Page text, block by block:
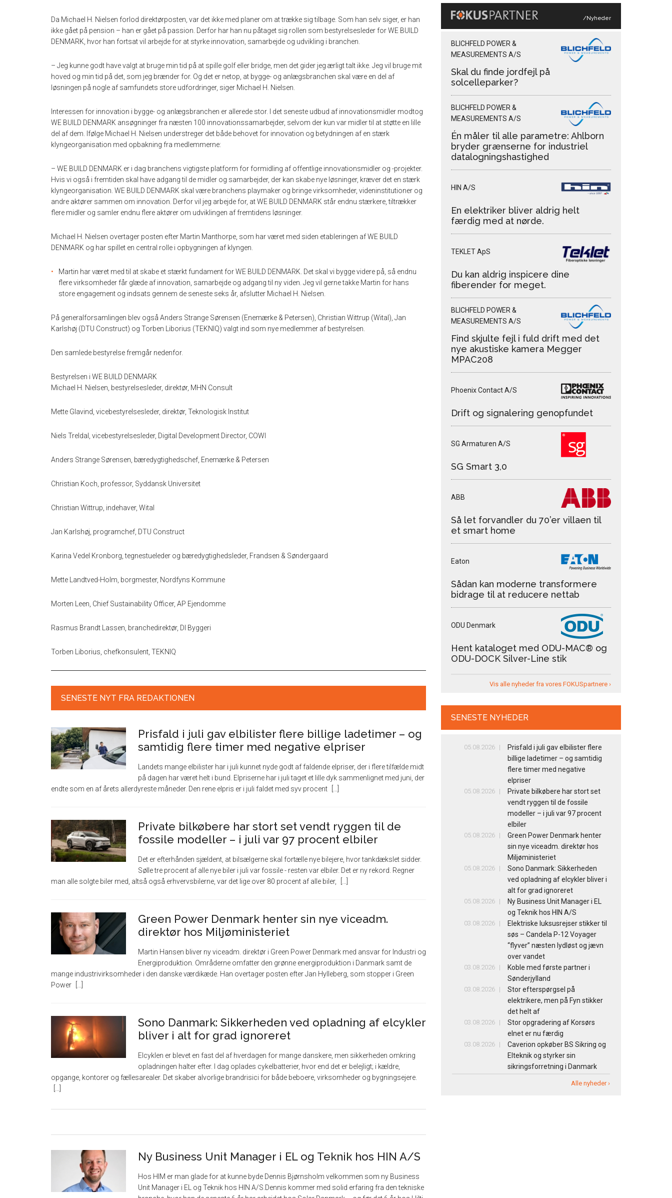
Da Michael H. Nielsen forlod direktørposten, var det ikke med planer om at trække sig tilbage. Som han selv siger, er han
ikke gået på pension – han er gået på passion. Derfor har han nu påtaget sig rollen som bestyrelsesleder for WE BUILD
DENMARK, hvor han fortsat vil arbejde for at styrke innovation, samarbejde og udvikling i branchen.
– Jeg kunne godt have valgt at bruge min tid på at spille golf eller bridge, men det gider jeg ærligt talt ikke. Jeg vil bruge mit
hoved og min tid på det, som jeg brænder for. Og det er netop, at bygge- og anlægsbranchen skal være en del af
løsningen på nogle af samfundets store udfordringer, siger Michael H. Nielsen.
Interessen for innovation i bygge- og anlægsbranchen er allerede stor. I det seneste udbud af innovationsmidler modtog
WE BUILD DENMARK ansøgninger fra næsten 100 innovationssamarbejder, selvom der kun var midler til at støtte en lille
del af dem. Ifølge Michael H. Nielsen understreger det både behovet for innovation og betydningen af en stærk
klyngeorganisation med opbakning fra medlemmerne:
– WE BUILD DENMARK er i dag branchens vigtigste platform for formidling af offentlige innovationsmidler og -projekter.
Hvis vi også i fremtiden skal have adgang til de midler og samarbejder, der kan skabe nye løsninger, kræver det en stærk
klyngeorganisation. WE BUILD DENMARK skal være branchens playmaker og bringe virksomheder, videninstitutioner og
andre aktører sammen om innovation. Derfor vil jeg arbejde for, at WE BUILD DENMARK står endnu stærkere, tiltrækker
flere midler og samler endnu flere aktører om udviklingen af fremtidens løsninger.
Michael H. Nielsen overtager posten efter Martin Manthorpe, som har været med siden etableringen af WE BUILD
DENMARK og har spillet en central rolle i opbygningen af klyngen.
Martin har været med til at skabe et stærkt fundament for WE BUILD DENMARK. Det skal vi bygge videre på, så endnu
flere virksomheder får glæde af innovation, samarbejde og adgang til ny viden. Jeg vil gerne takke Martin for hans
store engagement og indsats gennem de seneste seks år, afslutter Michael H. Nielsen.
På generalforsamlingen blev også Anders Strange Sørensen (Enemærke & Petersen), Christian Wittrup (Wital), Jan
Karlshøj (DTU Construct) og Torben Liborius (TEKNIQ) valgt ind som nye medlemmer af bestyrelsen.
Den samlede bestyrelse fremgår nedenfor.
Bestyrelsen i WE BUILD DENMARK
Michael H. Nielsen, bestyrelsesleder, direktør, MHN Consult
Mette Glavind, vicebestyrelsesleder, direktør, Teknologisk Institut
Niels Treldal, vicebestyrelsesleder, Digital Development Director, COWI
Anders Strange Sørensen, bæredygtighedschef, Enemærke & Petersen
Christian Koch, professor, Syddansk Universitet
Christian Wittrup, indehaver, Wital
Jan Karlshøj, programchef, DTU Construct
Karina Vedel Kronborg, tegnestueleder og bæredygtighedsleder, Frandsen & Søndergaard
Mette Landtved-Holm, borgmester, Nordfyns Kommune
Morten Leen, Chief Sustainability Officer, AP Ejendomme
Rasmus Brandt Lassen, branchedirektør, DI Byggeri
Torben Liborius, chefkonsulent, TEKNIQ
SENESTE NYT FRA REDAKTIONEN
Prisfald i juli gav elbilister flere billige ladetimer – og
samtidig flere timer med negative elpriser
Landets mange elbilister har i juli kunnet nyde godt af faldende elpriser, der i flere tilfælde midt
på dagen har været helt i bund. Elpriserne har i juli taget et lille dyk sammenlignet med juni, der
endte som en af årets allerdyreste måneder. Den rene elpris er i juli faldet med syv procent
Private bilkøbere har stort set vendt ryggen til de
fossile modeller – i juli var 97 procent elbiler
Det er efterhånden sjældent, at bilsælgerne skal fortælle nye bilejere, hvor tankdækslet sidder.
Sølle tre procent af alle nye biler i juli var fossile - resten var elbiler. Det er ny rekord. Regner
man alle solgte biler med, altså også erhvervsbilerne, var det lige over 80 procent af alle biler,
Green Power Denmark henter sin nye viceadm.
direktør hos Miljøministeriet
Martin Hansen bliver ny viceadm. direktør i Green Power Denmark med ansvar for Industri og
Energiproduktion. Områderne omfatter den grønne energiproduktion i Danmark samt de
mange industrivirksomheder i den danske værdikæde. Han overtager posten efter Jan Hylleberg, som stopper i Green
Power
Sono Danmark: Sikkerheden ved opladning af elcykler
bliver i alt for grad ignoreret
Elcyklen er blevet en fast del af hverdagen for mange danskere, men sikkerheden omkring
opladningen halter efter. I dag oplades cykelbatterier, hvor end det er belejligt; i kældre,
opgange, kontorer og fællesarealer. Det skaber alvorlige brandrisici for både beboere, virksomheder og bygningsejere.
Ny Business Unit Manager i EL og Teknik hos HIN A/S
Hos HIM er man glade for at kunne byde Dennis Bjørnsholm velkommen som ny Business
Unit Manager i EL og Teknik hos HIN A/S.Dennis kommer med solid erfaring fra den tekniske
/Nyheder
BLICHFELD POWER &
MEASUREMENTS A/S
Skal du finde jordfejl på
solcelleparker?
BLICHFELD POWER &
MEASUREMENTS A/S
Én måler til alle parametre: Ahlborn
bryder grænserne for industriel
datalogningshastighed
HIN A/S
En elektriker bliver aldrig helt
færdig med at nørde.
TEKLET ApS
Du kan aldrig inspicere dine
fiberender for meget.
BLICHFELD POWER &
MEASUREMENTS A/S
Find skjulte fejl i fuld drift med det
nye akustiske kamera Megger
MPAC208
Phoenix Contact A/S
Drift og signalering genopfundet
SG Armaturen A/S
SG Smart 3,0
ABB
Så let forvandler du 70’er villaen til
et smart home
Eaton
Sådan kan moderne transformere
bidrage til at reducere nettab
ODU Denmark
Hent kataloget med ODU-MAC® og
ODU-DOCK Silver-Line stik
Vis alle nyheder fra vores FOKUSpartnere ›
SENESTE NYHEDER
05.08.2026
Prisfald i juli gav elbilister flere
billige ladetimer – og samtidig
flere timer med negative
elpriser
05.08.2026
Private bilkøbere har stort set
vendt ryggen til de fossile
modeller – i juli var 97 procent
elbiler
05.08.2026
Green Power Denmark henter
sin nye viceadm. direktør hos
Miljøministeriet
05.08.2026
Sono Danmark: Sikkerheden
ved opladning af elcykler bliver i
alt for grad ignoreret
05.08.2026
Ny Business Unit Manager i EL
og Teknik hos HIN A/S
03.08.2026
Elektriske luksusrejser stikker til
søs – Candela P-12 Voyager
“flyver” næsten lydløst og jævn
over vandet
03.08.2026
Koble med første partner i
Sønderjylland
03.08.2026
Stor efterspørgsel på
elektrikere, men på Fyn stikker
det helt af
03.08.2026
Stor opgradering af Korsørs
elnet er nu færdig
03.08.2026
Caverion opkøber BS Sikring og
Elteknik og styrker sin
sikringsforretning i Danmark
Alle nyheder ›